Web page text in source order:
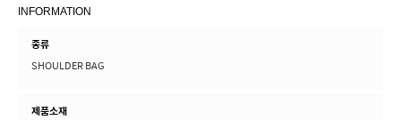
INFORMATION
종류
SHOULDER BAG
제품소재